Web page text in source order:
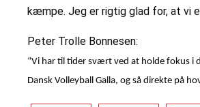
kæmpe. Jeg er rigtig glad for, at vi
Peter Trolle Bonnesen:
“Vi har til tider svært ved at holde fokus i
Dansk Volleyball Galla, og så direkte på